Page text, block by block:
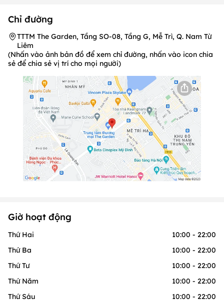
Chỉ đường
TTTM The Garden, Tầng SO-08, Tầng G, Mễ Trì, Q. Nam Từ
Liêm
(Nhấn vào ảnh bản đồ để xem chỉ đường, nhấn vào icon chia
sẻ để chia sẻ vị trí cho mọi người)
Giờ hoạt động
Thứ Hai
10:00 - 22:00
Thứ Ba
10:00 - 22:00
Thứ Tư
10:00 - 22:00
Thứ Năm
10:00 - 22:00
Thứ Sáu
10:00 - 22:00